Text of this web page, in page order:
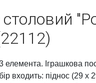
столовий
Іграшкова
входить: піднос (29 х